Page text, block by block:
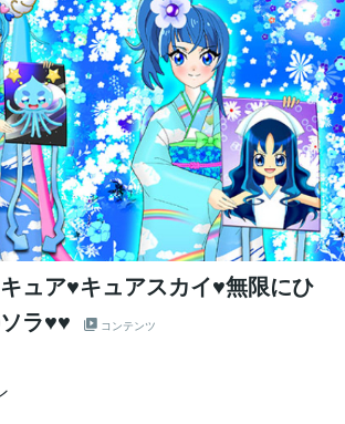
ュア♥キュアスカイ♥無限にひ
ラ♥♥
コンテンツ